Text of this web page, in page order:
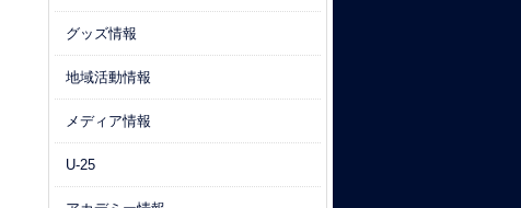
グッズ情報
地域活動情報
メディア情報
U-25